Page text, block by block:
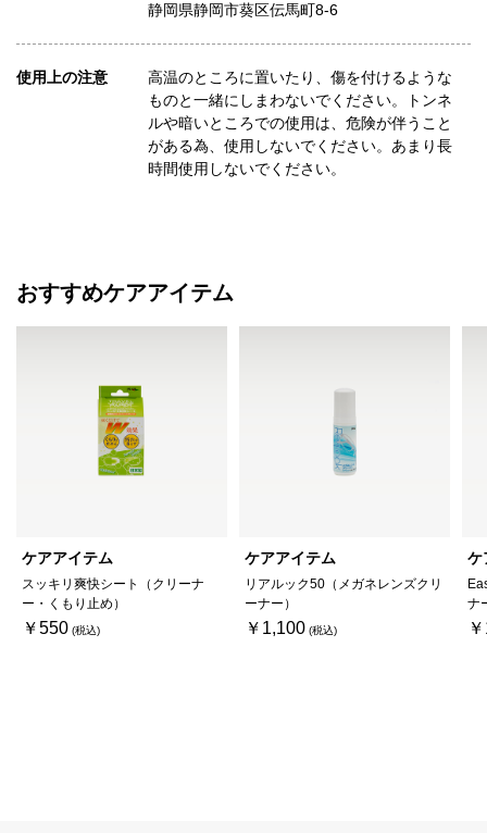
静岡県静岡市葵区伝馬町8-6
使用上の注意
高温のところに置いたり、傷を付けるような
ものと一緒にしまわないでください。トンネ
ルや暗いところでの使用は、危険が伴うこと
がある為、使用しないでください。あまり長
時間使用しないでください。
おすすめケアアイテム
ケアアイテム
スッキリ爽快シート（クリーナ
ー・くもり止め）
￥550
ケアアイテム
リアルック50（メガネレンズクリ
ーナー）
￥1,100
ケ
ナ